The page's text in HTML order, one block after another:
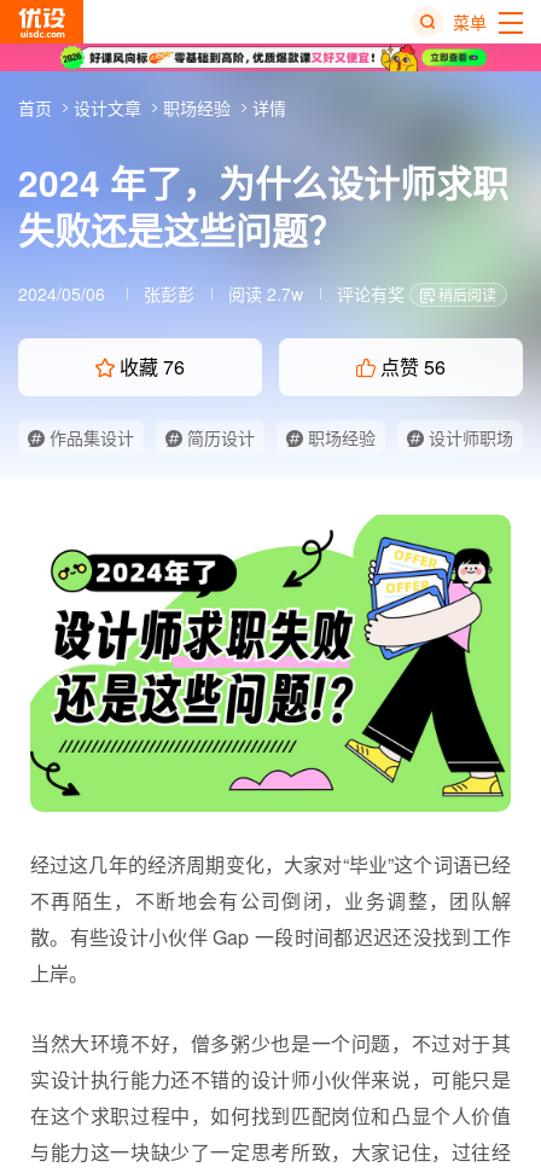
菜单
2024 年了，为什么设计师求职
失败还是这些问题？
2024/05/06 张彭彭 阅读 2.7w 评论有奖 稍后阅读
收藏76 点赞56
作品集设计 简历设计 职场经验 设计师职场
首页 设计文章 职场经验 详情
经过这几年的经济周期变化，大家对“毕业”这个词语已经
不再陌生，不断地会有公司倒闭，业务调整，团队解
散。有些设计小伙伴 Gap 一段时间都迟迟还没找到工作
上岸。
当然大环境不好，僧多粥少也是一个问题，不过对于其
实设计执行能力还不错的设计师小伙伴来说，可能只是
在这个求职过程中，如何找到匹配岗位和凸显个人价值
与能力这一块缺少了一定思考所致，大家记住，过往经